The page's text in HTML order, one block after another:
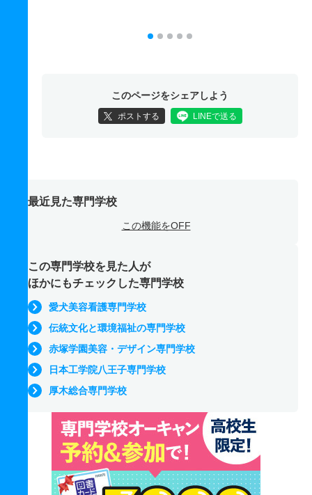
このページをシェアしよう
ポストする LINEで送る
最近見た専門学校
この機能をOFF
この専門学校を見た人が
ほかにもチェックした専門学校
愛犬美容看護専門学校
伝統文化と環境福祉の専門学校
赤塚学園美容・デザイン専門学校
日本工学院八王子専門学校
厚木総合専門学校